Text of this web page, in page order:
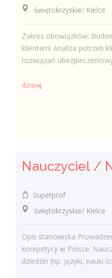
świętokrzyskie/ Kielce
Zakres obowiązków:
klientami Analiza potrzeb
rozwiązań
dzisiaj
Nauczyciel /
Superprof
świętokrzyskie/ Kielce
Opis stanowiska
korepetycji w Polsce.
dziedzin (np. języki, nauki